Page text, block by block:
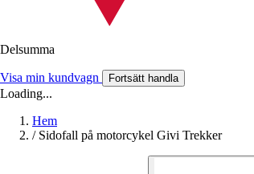
Delsumma
Visa min kundvagn Fortsätt handla
Loading...
Hem
/ Sidofall på motorcykel Givi Trekker